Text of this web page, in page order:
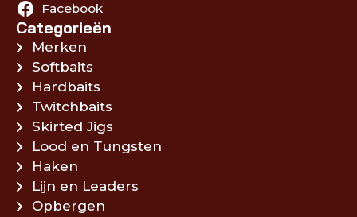
Facebook
Categorieën
Merken
Softbaits
Hardbaits
Twitchbaits
Skirted Jigs
Lood en Tungsten
Haken
Lijn en Leaders
Opbergen